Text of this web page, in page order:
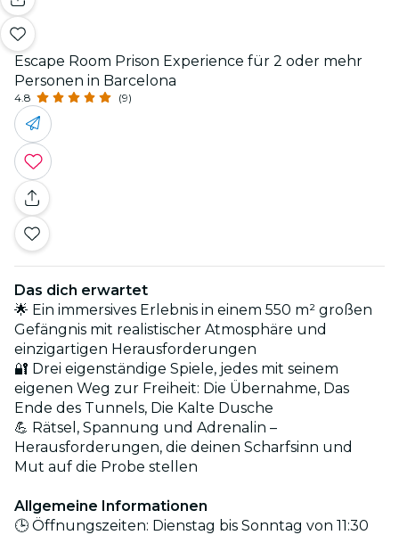
Escape Room Prison Experience für 2 oder mehr
Personen in Barcelona
4.8 (9)
Das dich erwartet
🌟 Ein immersives Erlebnis in einem 550 m² großen
Gefängnis mit realistischer Atmosphäre und
einzigartigen Herausforderungen
🔐 Drei eigenständige Spiele, jedes mit seinem
eigenen Weg zur Freiheit: Die Übernahme, Das
Ende des Tunnels, Die Kalte Dusche
💪 Rätsel, Spannung und Adrenalin –
Herausforderungen, die deinen Scharfsinn und
Mut auf die Probe stellen
Allgemeine Informationen
🕒 Öffnungszeiten: Dienstag bis Sonntag von 11:30